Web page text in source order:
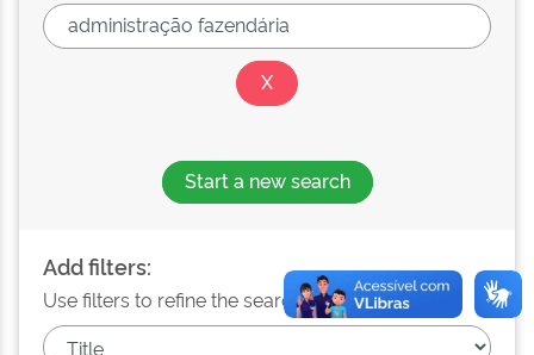
Start a new search
Add filters:
Use filters to refine the search results.